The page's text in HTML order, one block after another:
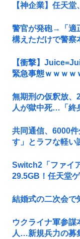
【神企業】任天
警官が発砲→「適
構えただけで警察
【衝撃】
緊急事態ｗｗｗｗ
無期刑の仮釈放、
人が獄中死…「終
共同通信、6000
す」とラフな軽い
Switch2「ファイ
29.5GB！任天堂
結婚式の二次会で
ウクライナ軍参謀
人…新規兵力の募